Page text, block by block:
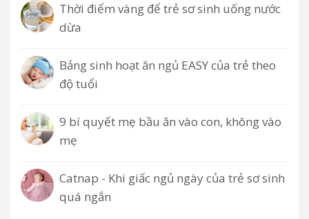
Thời điểm vàng để trẻ sơ sinh uống nước
dừa
Bảng sinh hoạt ăn ngủ EASY của trẻ theo
độ tuổi
9 bí quyết mẹ bầu ăn vào con, không vào
mẹ
Catnap - Khi giấc ngủ ngày của trẻ sơ sinh
quá ngắn